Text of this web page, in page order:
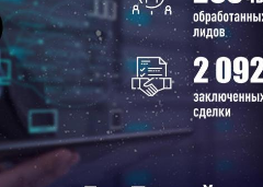
Смотреть проект